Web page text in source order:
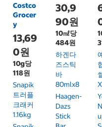
Costco
Grocer
y
13,69
0원
10g당
118원
Snapik
트러플
크래커
1.16kg
30,9
90원
10㎖당
484원
하겐다
즈스틱
바
80mlx8
Haagen-
Dazs
Stick